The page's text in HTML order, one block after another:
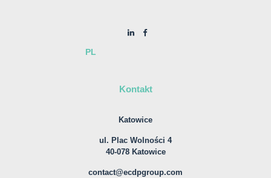
PL
Kontakt
Katowice
ul. Plac Wolności 4
40-078 Katowice
contact@ecdpgroup.com